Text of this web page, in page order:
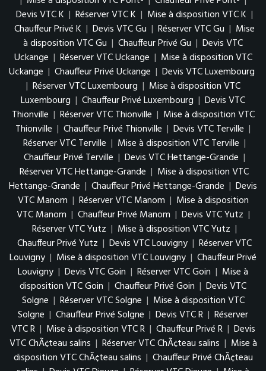
Devis VTC K | Réserver VTC K | Mise à disposition VTC K |
Chauffeur Privé K | Devis VTC Gu | Réserver VTC Gu | Mise
à disposition VTC Gu | Chauffeur Privé Gu | Devis VTC
Uckange | Réserver VTC Uckange | Mise à disposition VTC
Uckange | Chauffeur Privé Uckange | Devis VTC Luxembourg
| Réserver VTC Luxembourg | Mise à disposition VTC
Luxembourg | Chauffeur Privé Luxembourg | Devis VTC
Thionville | Réserver VTC Thionville | Mise à disposition VTC
Thionville | Chauffeur Privé Thionville | Devis VTC Terville |
Réserver VTC Terville | Mise à disposition VTC Terville |
Chauffeur Privé Terville | Devis VTC Hettange-Grande |
Réserver VTC Hettange-Grande | Mise à disposition VTC
Hettange-Grande | Chauffeur Privé Hettange-Grande | Devis
VTC Manom | Réserver VTC Manom | Mise à disposition
VTC Manom | Chauffeur Privé Manom | Devis VTC Yutz |
Réserver VTC Yutz | Mise à disposition VTC Yutz |
Chauffeur Privé Yutz | Devis VTC Louvigny | Réserver VTC
Louvigny | Mise à disposition VTC Louvigny | Chauffeur Privé
Louvigny | Devis VTC Goin | Réserver VTC Goin | Mise à
disposition VTC Goin | Chauffeur Privé Goin | Devis VTC
Solgne | Réserver VTC Solgne | Mise à disposition VTC
Solgne | Chauffeur Privé Solgne | Devis VTC R | Réserver
VTC R | Mise à disposition VTC R | Chauffeur Privé R | Devis
VTC ChÃ¢teau salins | Réserver VTC ChÃ¢teau salins | Mise à
disposition VTC ChÃ¢teau salins | Chauffeur Privé ChÃ¢teau